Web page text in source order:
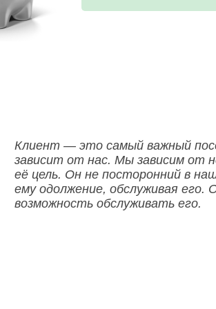
Клиент — это самый важный
зависит от нас. Мы зависим
её цель. Он не посторонний в
ему одолжение, обслуживая его.
возможность обслуживать его.